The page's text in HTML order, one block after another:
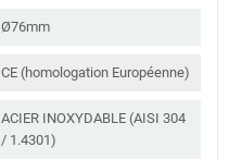
Ø76mm
CE (homologation Européenne)
ACIER INOXYDABLE (AISI 304
/ 1.4301)